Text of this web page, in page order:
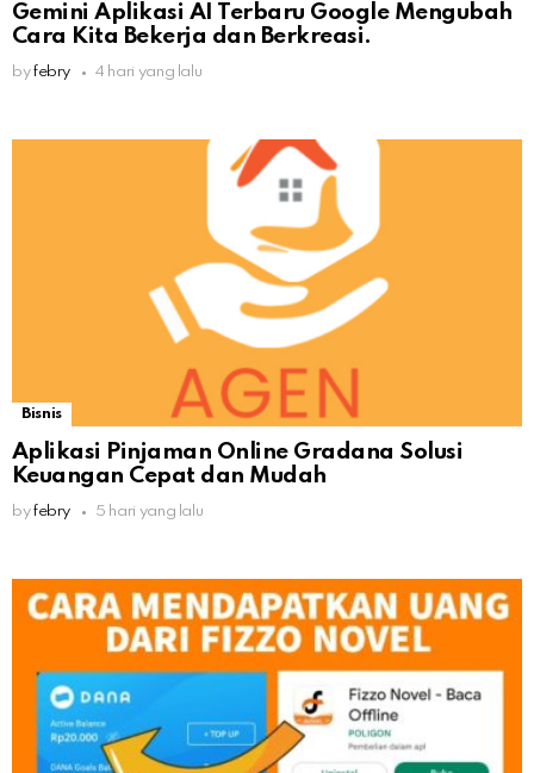
Gemini Aplikasi AI Terbaru Google Mengubah
Cara Kita Bekerja dan Berkreasi.
by febry 4 hari yang lalu
Bisnis
Aplikasi Pinjaman Online Gradana Solusi
Keuangan Cepat dan Mudah
by febry 5 hari yang lalu